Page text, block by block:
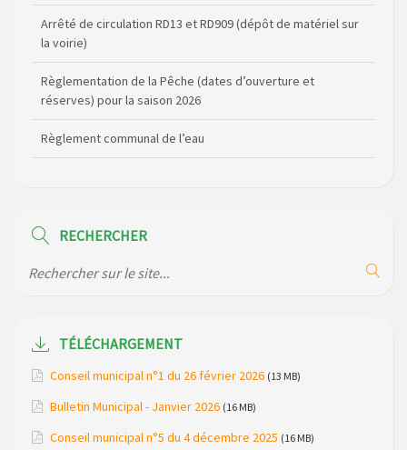
Arrêté de circulation RD13 et RD909 (dépôt de matériel sur
la voirie)
Règlementation de la Pêche (dates d’ouverture et
réserves) pour la saison 2026
Règlement communal de l’eau
de la gendarmerie
Modification de gestion du camping de Saint Just, ses
bungalows bois, ses chalets et sa piscine
Loubaresse le vendredi 20 mars 2026
RECHERCHER
TÉLÉCHARGEMENT
Conseil municipal n°1 du 26 février 2026 (13 MB)
Bulletin Municipal - Janvier 2026 (16 MB)
Conseil municipal n°5 du 4 décembre 2025 (16 MB)